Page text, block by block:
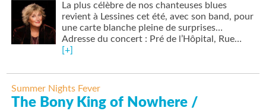
La plus célèbre de nos chanteuses blues
revient à Lessines cet été, avec son band, pour
une carte blanche pleine de surprises…
Adresse du concert : Pré de l’Hôpital, Rue…
[+]
Summer Nights Fever
The Bony King of Nowhere /